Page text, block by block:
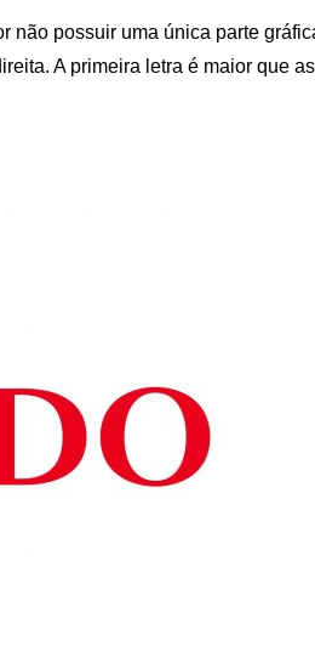
não possuir uma única parte
A primeira letra é maior que as